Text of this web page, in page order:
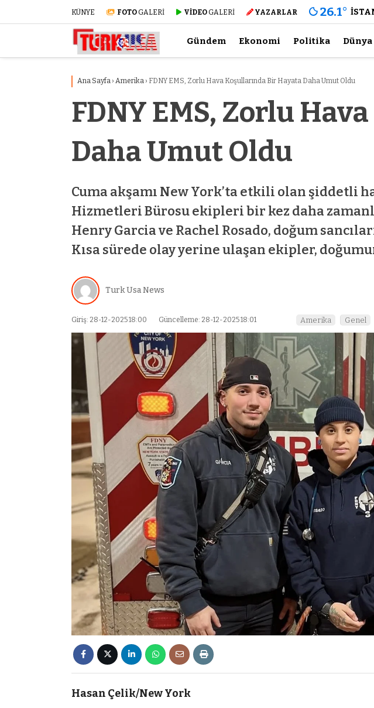
KÜNYE FOTO GALERİ VİDEO GALERİ YAZARLAR 26.1°
Gündem Ekonomi Politika Dünya
Ana Sayfa › Amerika › FDNY EMS, Zorlu Hava Koşullarında Bir Hayata Daha Umut Oldu
FDNY EMS, Zorlu
Daha Umut Oldu
Cuma akşamı New York’ta etkili olan şiddetli
Hizmetleri Bürosu ekipleri bir kez daha
Henry Garcia ve Rachel Rosado, doğum
Kısa sürede olay yerine ulaşan ekipler,
Turk Usa News
Giriş: 28-12-2025 18:00 Güncelleme: 28-12-2025 18:01 Amerika Genel
Hasan Çelik/New York